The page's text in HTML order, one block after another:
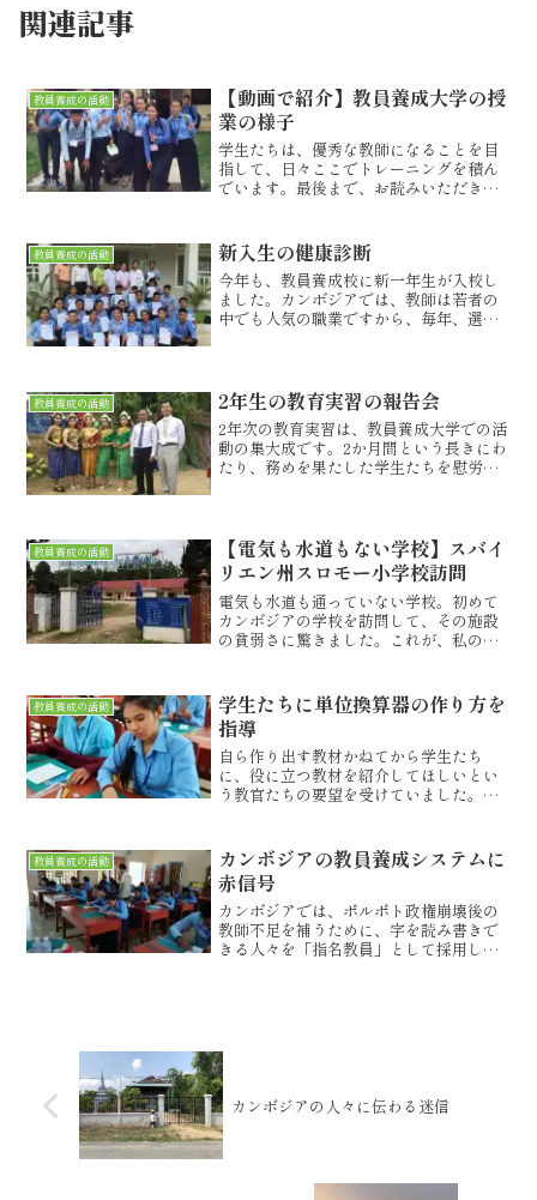
関連記事
教員養成の活動
【動画で紹介】教員養成大学の授
業の様子
学生たちは、優秀な教師になることを目
指して、日々ここでトレーニングを積ん
でいます。最後まで、お読みいただきあ
をワンクリックですることで、子供たち
への支援につながります。...
教員養成の活動 新入生の健康診断
今年も、教員養成校に新一年生が入校し
ました。カンボジアでは、教師は若者の
中でも人気の職業ですから、毎年、選抜
断が行われました。健康...
教員養成の活動 2年生の教育実習の報告会
2年次の教育実習は、教員養成大学での活
動の集大成です。2か月間という長きにわ
たり、務めを果たした学生たちを慰労
育省の理事やスバイリエ...
教員養成の活動
【電気も水道もない学校】スバイ
リエン州スロモー小学校訪問
電気も水道も通っていない学校。初めて
カンボジアの学校を訪問して、その施設
の貧弱さに驚きました。これが、私のカ
ています。期待に胸を膨らませて2017年
11月13日、今回、...
教員養成の活動
学生たちに単位換算器の作り方を
指導
自ら作り出す教材かねてから学生たち
に、役に立つ教材を紹介してほしいとい
う教官たちの要望を受けていました。単
手だった。だから、これは、カンボジア
の子たちにはとても役に立つ...
教員養成の活動
カンボジアの教員養成システムに
赤信号
カンボジアでは、ポルポト政権崩壊後の
教師不足を補うために、字を読み書きで
きる人々を「指名教員」として採用しま
カンボジアの人々に伝わる迷信